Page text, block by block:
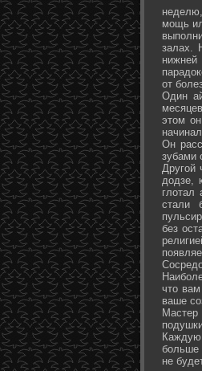
мощь
залах.
от
Один
этом
Он
зубами
Другой
додзе,
глотал
стали
без
что
ваше
больше
не